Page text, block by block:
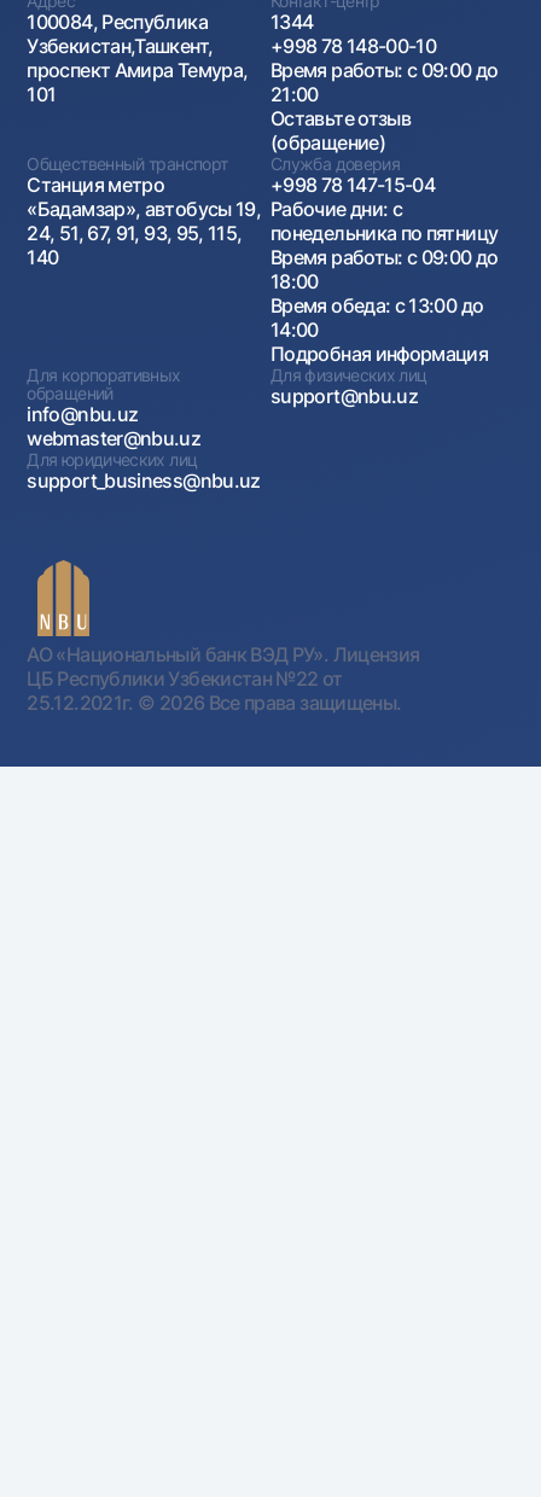
100084, Республика
Узбекистан,Ташкент,
проспект Амира Темура,
101
1344
+998 78 148-00-10
Время работы: с 09:00 до
21:00
Оставьте отзыв
(обращение)
Общественный транспорт
Станция метро
«Бадамзар», автобусы 19,
24, 51, 67, 91, 93, 95, 115,
140
Служба доверия
+998 78 147-15-04
Рабочие дни: с
понедельника по пятницу
Время работы: с 09:00 до
18:00
Время обеда: с 13:00 до
14:00
Подробная информация
Для корпоративных
обращений
info@nbu.uz
webmaster@nbu.uz
Для физических лиц
support@nbu.uz
Для юридических лиц
support_business@nbu.uz
АО «Национальный банк ВЭД РУ». Лицензия
ЦБ Республики Узбекистан №22 от
25.12.2021г. © 2026 Все права защищены.